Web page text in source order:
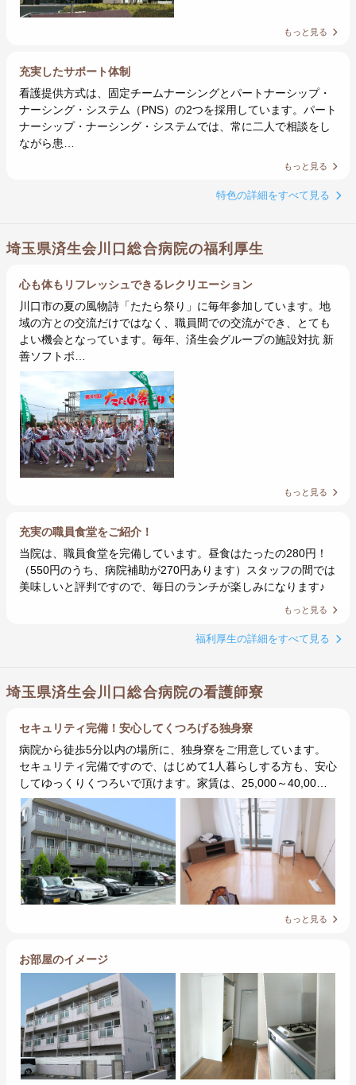
もっと見る
充実したサポート体制
看護提供方式は、固定チームナーシングとパートナーシップ・
ナーシング・システム（PNS）の2つを採用しています。パート
ナーシップ・ナーシング・システムでは、常に二人で相談をし
ながら患…
もっと見る
特色の詳細をすべて見る
埼玉県済生会川口総合病院の福利厚生
心も体もリフレッシュできるレクリエーション
川口市の夏の風物詩「たたら祭り」に毎年参加しています。地
域の方との交流だけではなく、職員間での交流ができ、とても
よい機会となっています。毎年、済生会グループの施設対抗 新
善ソフトボ…
もっと見る
充実の職員食堂をご紹介！
当院は、職員食堂を完備しています。昼食はたったの280円！
（550円のうち、病院補助が270円あります）スタッフの間では
美味しいと評判ですので、毎日のランチが楽しみになります♪
もっと見る
福利厚生の詳細をすべて見る
埼玉県済生会川口総合病院の看護師寮
セキュリティ完備！安心してくつろげる独身寮
病院から徒歩5分以内の場所に、独身寮をご用意しています。
セキュリティ完備ですので、はじめて1人暮らしする方も、安心
してゆっくりくつろいで頂けます。家賃は、25,000～40,00…
もっと見る
お部屋のイメージ